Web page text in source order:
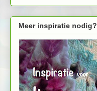
Meer inspiratie nodig?